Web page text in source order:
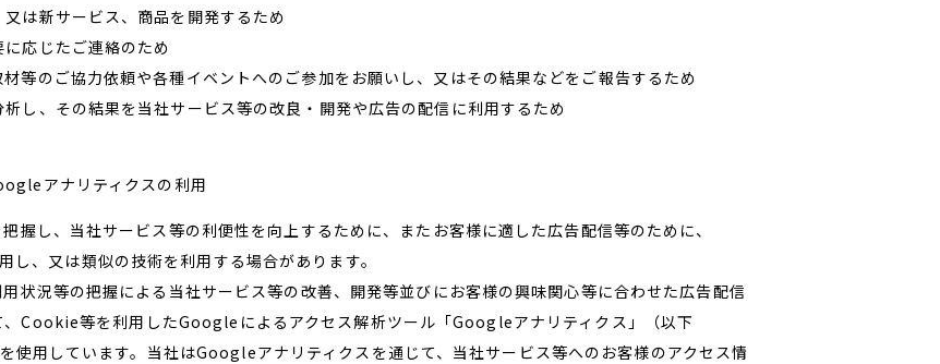
は新サービス、商品を開発するため
応じたご連絡のため
等のご協力依頼や各種イベントへのご参加をお願いし、又はその結果などをご報告するため
し、その結果を当社サービス等の改良・開発や広告の配信に利用するため
アナリティクスの利用
握し、当社サービス等の利便性を向上するために、またお客様に適した広告配信等のために、
、又は類似の技術を利用する場合があります。
状況等の把握による当社サービス等の改善、開発等並びにお客様の興味関心等に合わせた広告配信
Cookie等を利用したGoogleによるアクセス解析ツール「Googleアナリティクス」（以下
使用しています。当社はGoogleアナリティクスを通じて、当社サービス等へのお客様のアクセス情